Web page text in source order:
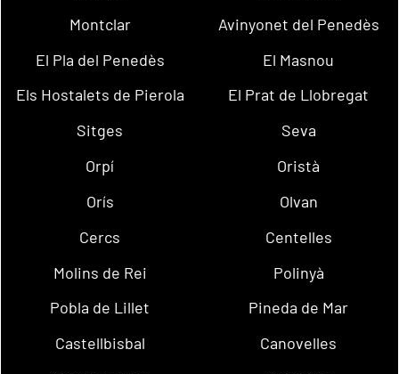
Montclar
Avinyonet del Penedès
El Pla del Penedès
El Masnou
Els Hostalets de Pierola
El Prat de Llobregat
Sitges
Seva
Orpí
Oristà
Orís
Olvan
Cercs
Centelles
Molins de Rei
Polinyà
Pobla de Lillet
Pineda de Mar
Castellbisbal
Canovelles